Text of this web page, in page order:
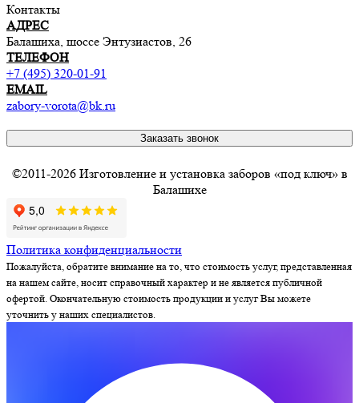
Контакты
АДРЕС
Балашиха, шоссе Энтузиастов, 26
ТЕЛЕФОН
+7 (495) 320-01-91
EMAIL
zabory-vorota@bk.ru
Заказать звонок
©2011-2026 Изготовление и установка заборов «под ключ» в
Балашихе
Политика конфиденциальности
Пожалуйста, обратите внимание на то, что стоимость услуг, представленная
на нашем сайте, носит справочный характер и не является публичной
офертой. Окончательную стоимость продукции и услуг Вы можете
уточнить у наших специалистов.